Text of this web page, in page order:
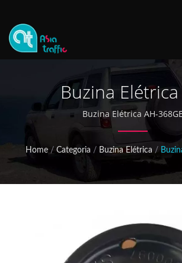
Buzina
Motocicleta
Buzina Elétrica AH-368GE
Home / Categoria / Buzina Elétrica /